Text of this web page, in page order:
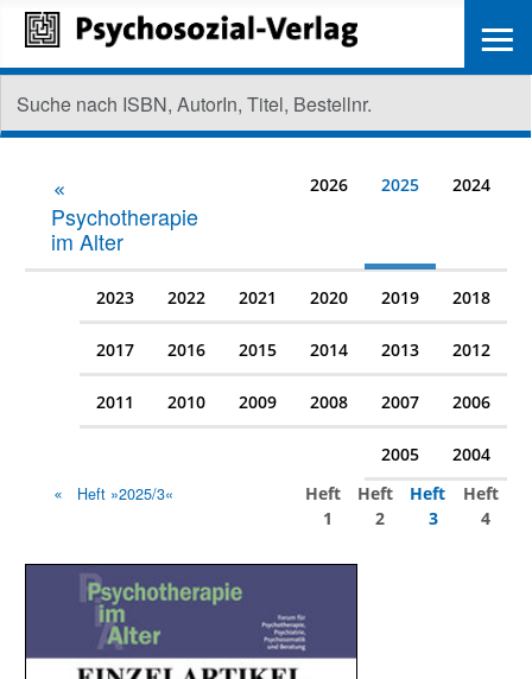
Psychotherapie
im Alter
2026 2025 2024
2023 2022 2021 2020 2019 2018
2017 2016 2015 2014 2013 2012
2011 2010 2009 2008 2007 2006
2005 2004
Heft »2025/3«
Heft
1
Heft
2
Heft
3
Heft
4
≡